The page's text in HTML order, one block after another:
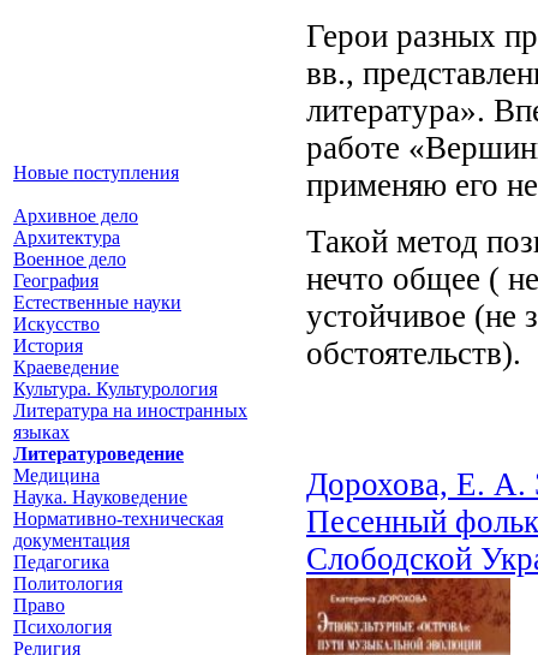
Новые поступления
Архивное дело
Архитектура
Военное дело
География
Естественные науки
Искусство
История
Краеведение
Культура. Культурология
Литература на иностранных
языках
Литературоведение
Медицина
Наука. Науковедение
Нормативно-техническая
документация
Педагогика
Политология
Право
Психология
Религия
Герои разных
вв.,
литература».
работе
применяю его
Такой метод
нечто общее (
устойчивое (не
обстоятельств).
Дорохова, Е. А.
Песенный
Слободской